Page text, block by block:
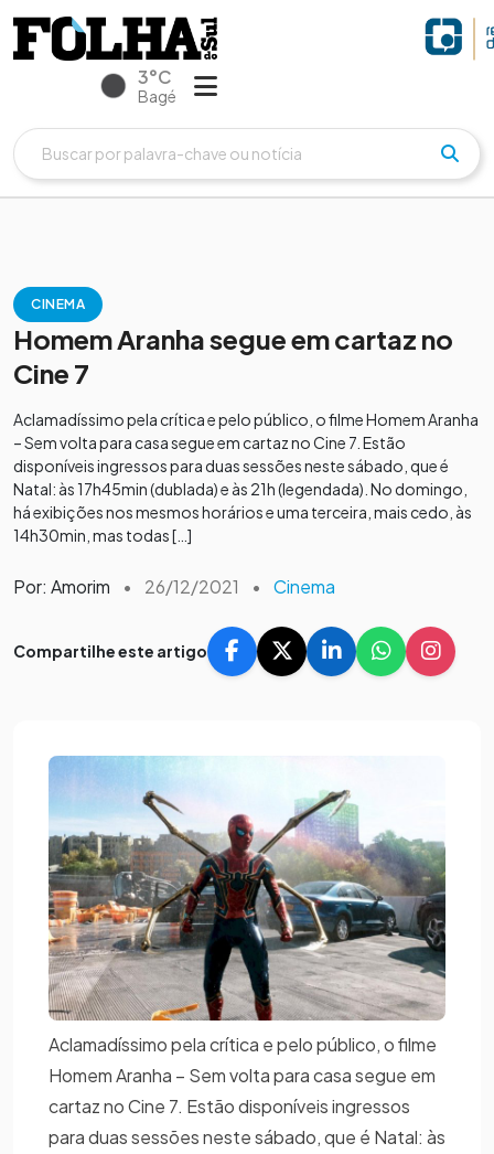
3°C
Bagé
CINEMA
Homem Aranha segue em cartaz no
Cine 7
Aclamadíssimo pela crítica e pelo público, o filme Homem Aranha
– Sem volta para casa segue em cartaz no Cine 7. Estão
disponíveis ingressos para duas sessões neste sábado, que é
Natal: às 17h45min (dublada) e às 21h (legendada). No domingo,
há exibições nos mesmos horários e uma terceira, mais cedo, às
14h30min, mas todas […]
Por: Amorim • 26/12/2021 • Cinema
Compartilhe este artigo
Aclamadíssimo pela crítica e pelo público, o filme
Homem Aranha – Sem volta para casa segue em
cartaz no Cine 7. Estão disponíveis ingressos
para duas sessões neste sábado, que é Natal: às